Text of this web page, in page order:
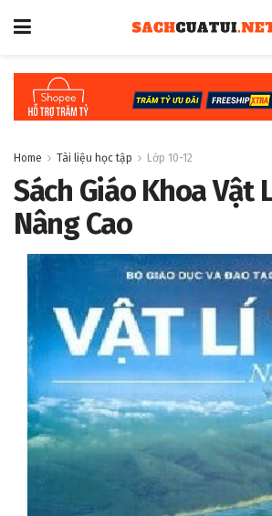
Home Tài liệu học tập Lớp 10-12
Sách Giáo Khoa Vật
Nâng Cao